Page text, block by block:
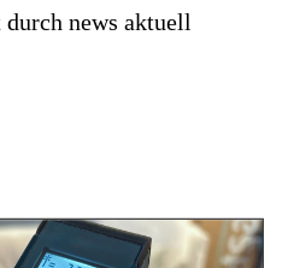
news aktuell